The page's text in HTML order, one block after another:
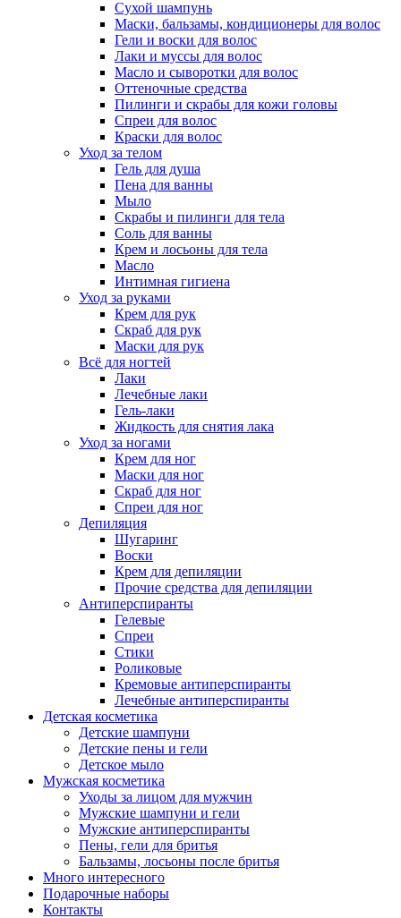
Сухой шампунь
Маски, бальзамы, кондиционеры для волос
Гели и воски для волос
Лаки и муссы для волос
Масло и сыворотки для волос
Оттеночные средства
Пилинги и скрабы для кожи головы
Спреи для волос
Краски для волос
Уход за телом
Гель для душа
Пена для ванны
Мыло
Скрабы и пилинги для тела
Соль для ванны
Крем и лосьоны для тела
Масло
Интимная гигиена
Уход за руками
Крем для рук
Скраб для рук
Маски для рук
Всё для ногтей
Лаки
Лечебные лаки
Гель-лаки
Жидкость для снятия лака
Уход за ногами
Крем для ног
Маски для ног
Скраб для ног
Спреи для ног
Депиляция
Шугаринг
Воски
Крем для депиляции
Прочие средства для депиляции
Антиперспиранты
Гелевые
Спреи
Стики
Роликовые
Кремовые антиперспиранты
Лечебные антиперспиранты
Детская косметика
Детские шампуни
Детские пены и гели
Детское мыло
Мужская косметика
Уходы за лицом для мужчин
Мужские шампуни и гели
Мужские антиперспиранты
Пены, гели для бритья
Бальзамы, лосьоны после бритья
Много интересного
Подарочные наборы
Контакты